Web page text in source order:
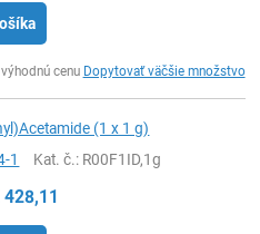
cenu Dopytovať väčšie množstvo
(1 x 1 g)
1 Kat. č.: R00F1ID,1g
428,11